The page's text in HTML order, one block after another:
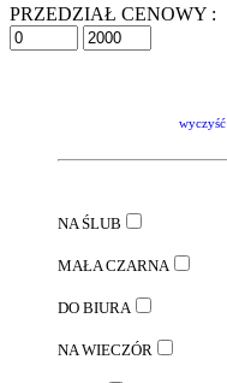
PRZEDZIAŁ CENOWY :
wyczyść
NA ŚLUB
MAŁA CZARNA
DO BIURA
NA WIECZÓR